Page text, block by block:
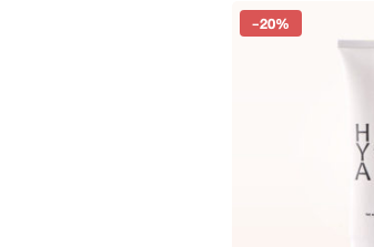
-20%